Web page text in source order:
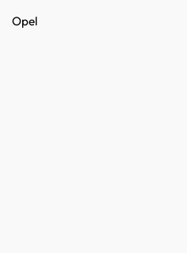
Opel